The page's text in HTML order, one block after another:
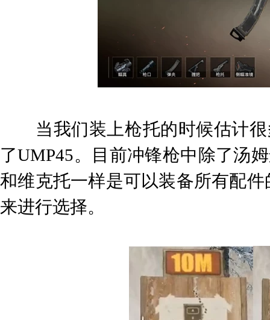
当我们装上枪托的时候估计很
了UMP45。目前冲锋枪中除了汤
和维克托一样是可以装备所有配
来进行选择。